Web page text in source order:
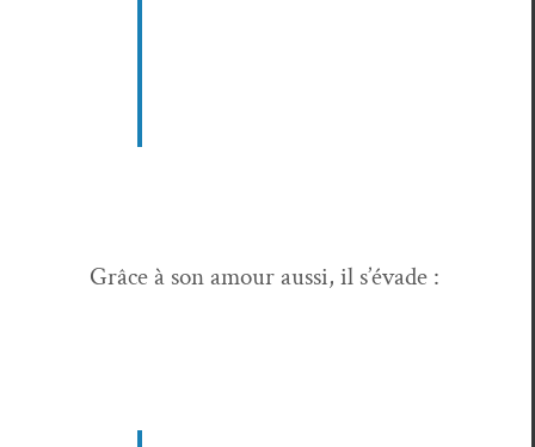
Grâce à son amour aus­si, il s’évade :